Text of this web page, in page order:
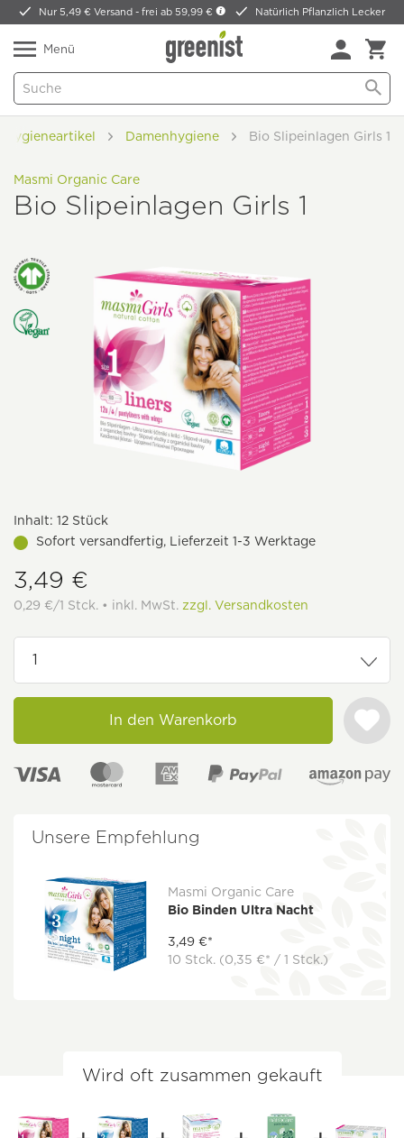
Nur 5,49 € Versand -frei ab 59,99 € Natürlich Pflanzlich Lecker
Menü
Hygieneartikel Damenhygiene Bio Slipeinlagen Girls 1
Masmi Organic Care
Bio Slipeinlagen Girls 1
Inhalt: 12 Stück
Sofort versandfertig, Lieferzeit 1-3 Werktage
3,49 €
0,29 €/1 Stck. • inkl. MwSt. zzgl. Versandkosten
In den Warenkorb
Unsere Empfehlung
Masmi Organic Care
Bio Binden Ultra Nacht
3,49 €*
10 Stck. (0,35 €* / 1 Stck.)
Wird oft zusammen gekauft